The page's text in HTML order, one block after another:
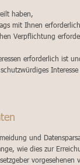
haben,
mit Ihnen erforderlich
Verpflichtung
erforderlich ist
und
wie dies zur